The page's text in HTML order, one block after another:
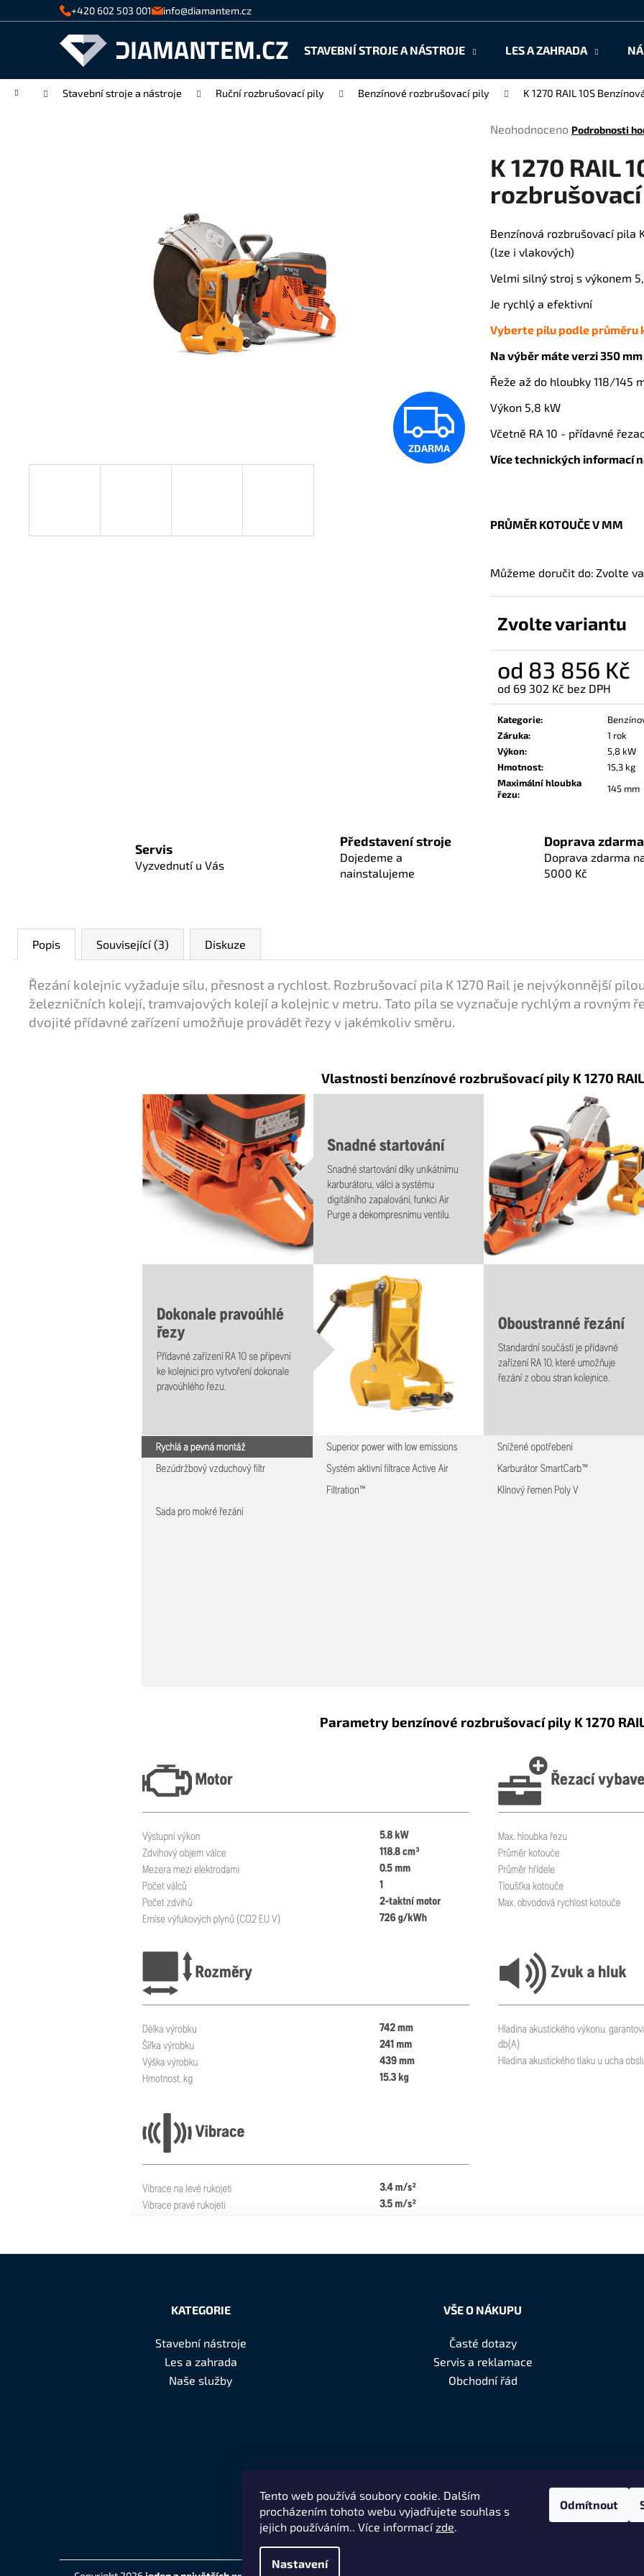
Tento web používá soubory cookie. Dalším
procházením tohoto webu vyjadřujete souhlas s
jejich používáním.. Více informacízde.
Nastavení
Odmítnout
na
+420 602 503 001 info@diamantem.cz
STAVEBNÍ STROJE A NÁSTROJE LES A ZAHRADA
Domů Stavební stroje a nástroje Ruční rozbrušovací pily Benzínové rozbrušovací pily K 1270 RAIL 10S
Průměrné
produktu
je
0,0
z
hvězdiček.
Neohodnoceno Podrobnosti
K 1270 RAIL
Benzínová rozbrušovací pila K
(lze i vlakových)
Velmi silný stroj s výkonem
Je rychlý a efektivní
Vyberte pilu podle průměru
Na výběr máte verzi 350
Řeže až do hloubky 118/145
Výkon 5,8 kW
Včetně RA 10 - přídavné
Více technických informací
PRŮMĚR KOTOUČE V MM
Můžeme doručit do: Zvolte
Zvolte variantu
od 83 856 Kč
od 69 302 Kč bez DPH
Měrná
cena:
Kategorie:
Záruka:
1 rok
Výkon:
5,8 kW
Hmotnost:
15,3 kg
Maximální hloubka
řezu: 145 mm
ZDARMA
Servis
Vyzvednutí u Vás
Představení stroje
Dojedeme a
nainstalujeme
Doprava zdarma
Doprava zdarma
5000 Kč
Popis Související (3) Diskuze
Řezání kolejnic vyžaduje sílu, přesnost a rychlost. Rozbrušovací pila K 1270 Rail je nejvýkonnější
železničních kolejí, tramvajových kolejí a kolejnic v metru. Tato pila se vyznačuje rychlým a rovným
dvojité přídavné zařízení umožňuje provádět řezy v jakémkoliv směru.
Vlastnosti benzínové rozbrušovací pily K 1270 RAIL
Parametry benzínové rozbrušovací pily K 1270
o
k
Zpět
obchodu
Zpět
obchodu
Co potřebujete najít?
HLEDAT
KATEGORIE
Stavební nástroje
Les a zahrada
Naše služby
VŠE O NÁKUPU
Časté dotazy
Servis a reklamace
Obchodní řád